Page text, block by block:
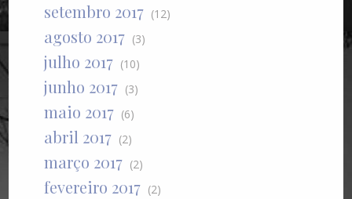
setembro 2017 (12)
agosto 2017 (3)
julho 2017 (10)
junho 2017 (3)
maio 2017 (6)
abril 2017 (2)
março 2017 (2)
fevereiro 2017 (2)